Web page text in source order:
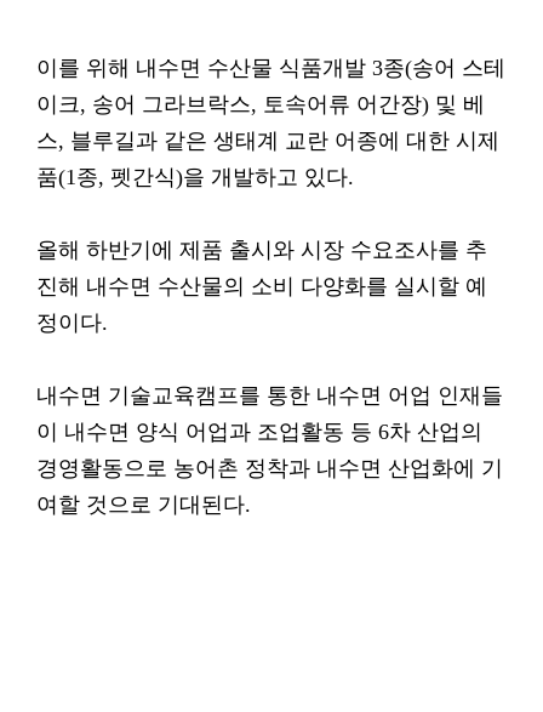
이를 위해 내수면 수산물 식품개발 3종(송어 스테
이크, 송어 그라브락스, 토속어류 어간장) 및 베
스, 블루길과 같은 생태계 교란 어종에 대한 시제
품(1종, 펫간식)을 개발하고 있다.
올해 하반기에 제품 출시와 시장 수요조사를 추
진해 내수면 수산물의 소비 다양화를 실시할 예
정이다.
내수면 기술교육캠프를 통한 내수면 어업 인재들
이 내수면 양식 어업과 조업활동 등 6차 산업의
경영활동으로 농어촌 정착과 내수면 산업화에 기
여할 것으로 기대된다.